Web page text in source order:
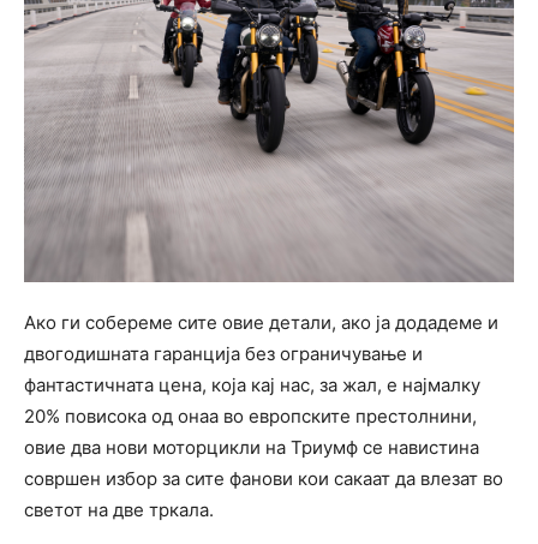
Ако ги собереме сите овие детали, ако ја додадеме и
двогодишната гаранција без ограничување и
фантастичната цена, која кај нас, за жал, е најмалку
20% повисока од онаа во европските престолнини,
овие два нови моторцикли на Триумф се навистина
совршен избор за сите фанови кои сакаат да влезат во
светот на две тркала.